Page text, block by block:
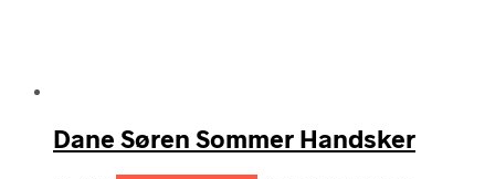
Dane Søren Sommer Handsker